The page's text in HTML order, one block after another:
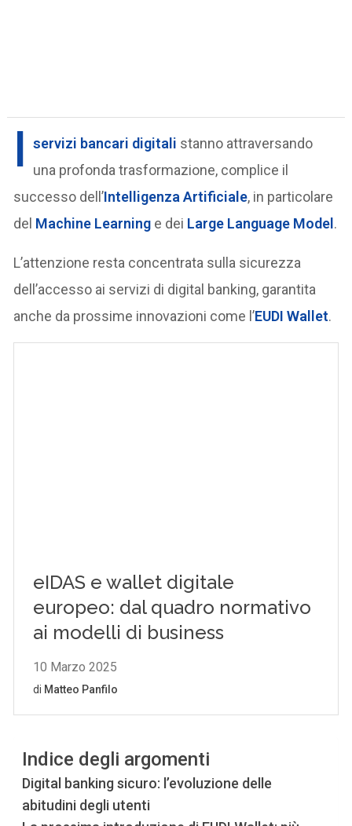
I servizi bancari digitali stanno attraversando
una profonda trasformazione, complice il
successo dell’Intelligenza Artificiale, in particolare
del Machine Learning e dei Large Language Model.
L’attenzione resta concentrata sulla sicurezza
dell’accesso ai servizi di digital banking, garantita
anche da prossime innovazioni come l’EUDI Wallet.
Indice degli argomenti
Digital banking sicuro: l’evoluzione delle
abitudini degli utenti